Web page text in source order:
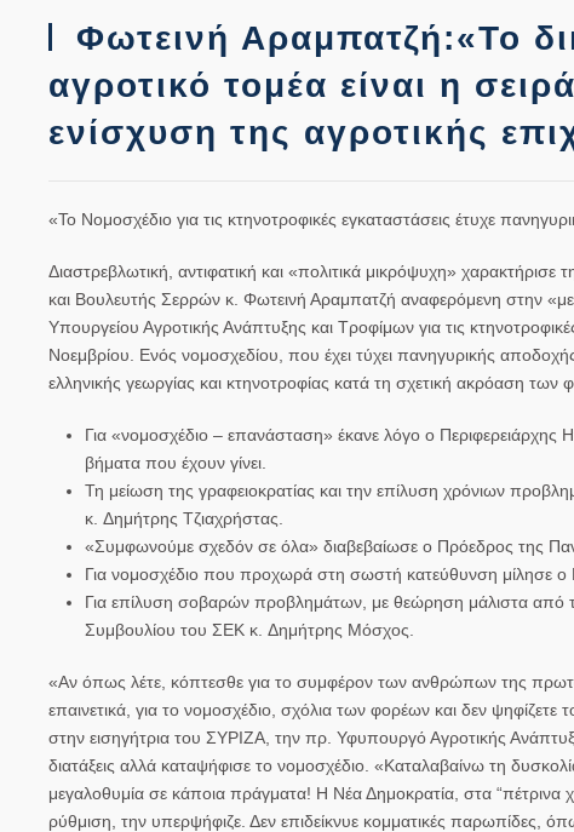
Φωτεινή Αραμπατζή:«Το
αγροτικό τομέα είναι η
ενίσχυση της αγροτικής
«Το Νομοσχέδιο για τις κτηνοτροφικές εγκαταστάσεις έτυχε
Διαστρεβλωτική, αντιφατική και «πολιτικά μικρόψυχη»
και Βουλευτής Σερρών κ. Φωτεινή Αραμπατζή αναφερόμενη στην
Υπουργείου Αγροτικής Ανάπτυξης και Τροφίμων για τις
Νοεμβρίου. Ενός νομοσχεδίου, που έχει τύχει πανηγυρικής
ελληνικής γεωργίας και κτηνοτροφίας κατά τη σχετική ακρόαση των
Για «νομοσχέδιο – επανάσταση» έκανε λόγο ο Περιφερειάρχης
βήματα που έχουν γίνει.
Τη μείωση της γραφειοκρατίας και την επίλυση χρόνιων
κ. Δημήτρης Τζιαχρήστας
«Συμφωνούμε σχεδόν σε όλα» διαβεβαίωσε ο Πρόεδρος της
Για νομοσχέδιο που προχωρά στη σωστή κατεύθυνση μίλησε
Για επίλυση σοβαρών προβλημάτων, με θεώρηση μάλιστα από
Συμβουλίου του ΣΕΚ κ. Δημήτρης Μόσχος
«Αν όπως λέτε, κόπτεσθε για το συμφέρον των ανθρώπων της
επαινετικά, για το νομοσχέδιο, σχόλια των φορέων και δεν
στην εισηγήτρια του ΣΥΡΙΖΑ, την πρ. Υφυπουργό Αγροτικής
διατάξεις αλλά καταψήφισε το νομοσχέδιο. «Καταλαβαίνω τη
μεγαλοθυμία σε κάποια πράγματα! Η Νέα Δημοκρατία, στα “πέτρινα
ρύθμιση, την υπερψήφιζε. Δεν επιδείκνυε κομματικές παρωπίδες,